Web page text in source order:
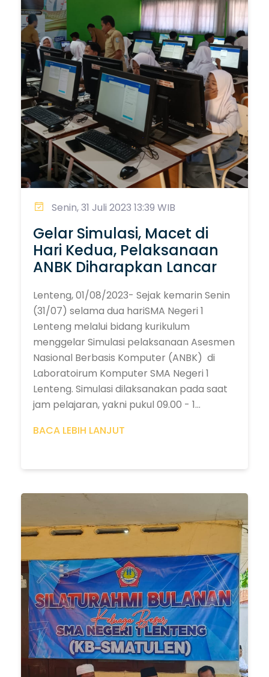
Senin, 31 Juli 2023 13:39 WIB
Gelar Simulasi, Macet di
Hari Kedua, Pelaksanaan
ANBK Diharapkan Lancar
Lenteng, 01/08/2023- Sejak kemarin Senin
(31/07) selama dua hariSMA Negeri 1
Lenteng melalui bidang kurikulum
menggelar Simulasi pelaksanaan Asesmen
Nasional Berbasis Komputer (ANBK) di
Laboratoirum Komputer SMA Negeri 1
Lenteng. Simulasi dilaksanakan pada saat
jam pelajaran, yakni pukul 09.00 - 1...
BACA LEBIH LANJUT